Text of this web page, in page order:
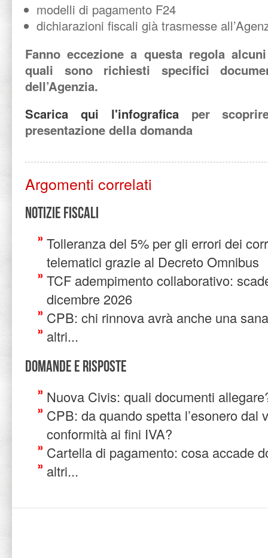
modelli di pagamento F24
dichiarazioni fiscali già trasmesse
Fanno eccezione a questa regola
quali sono richiesti specifici
dell’Agenzia.
Scarica qui l'infograficaper
presentazione della domanda
Argomenti correlati
Notizie Fiscali
Tolleranza del 5% per gli errori dei
telematici grazie al Decreto Omnibus
TCF adempimento collaborativo:
dicembre 2026
CPB: chi rinnova avrà anche una
altri...
Domande e risposte
Nuova Civis: quali documenti
CPB: da quando spetta l’esonero dal
conformità ai fini IVA?
Cartella di pagamento: cosa accade
altri...